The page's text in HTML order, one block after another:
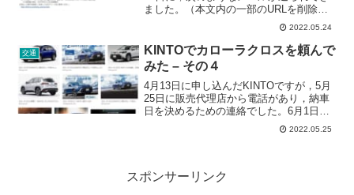
ました。（本文内の一部のURLを削除し
ています。）どうやら，車両のナンバー
登録が完了したとのことで，実際に車が
販売店に到着している模様です。■■様こ
のたびはK...
2022.05.24
交通
KINTOでカローラクロスを頼んで
みた – その４
4月13日に申し込んだKINTOですが，5月
25日に販売代理店から電話があり，納車
日を決めるための連絡でした。6月1日以
降であれば，納車が可能とのことでした
ので，最短の6月1日の午前中に納車をお
2022.05.25
スポンサーリンク